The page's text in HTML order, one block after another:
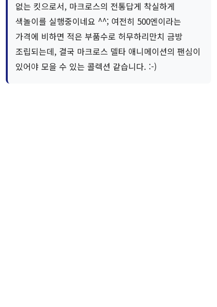
없는 킷으로서, 마크로스의 전통답게 착실하게
색놀이를 실행중이네요 ^^; 여전히 500엔이라는
가격에 비하면 적은 부품수로 허무하리만치 금방
조립되는데, 결국 마크로스 델타 애니메이션의 팬심이
있어야 모을 수 있는 콜렉션 같습니다. :-)